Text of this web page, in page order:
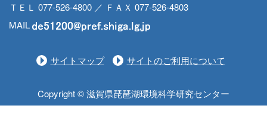
ＴＥＬ 077-526-4800 ／ ＦＡＸ 077-526-4803
MAIL
サイトマップ サイトのご利用について
Copyright © 滋賀県琵琶湖環境科学研究センター